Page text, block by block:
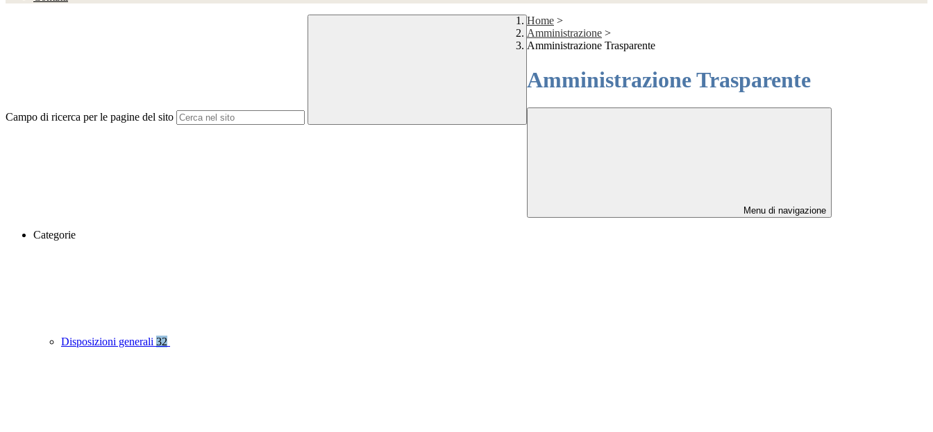
Campo di ricerca per le pagine del sito
Home >
Amministrazione >
Amministrazione Trasparente
Amministrazione Trasparente
Menu di navigazione
Categorie
Disposizioni generali 32